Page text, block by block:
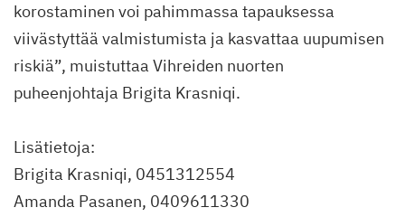
korostaminen voi pahimmassa tapauksessa
viivästyttää valmistumista ja kasvattaa uupumisen
riskiä”, muistuttaa Vihreiden nuorten
puheenjohtaja Brigita Krasniqi.
Lisätietoja:
Brigita Krasniqi, 0451312554
Amanda Pasanen, 0409611330